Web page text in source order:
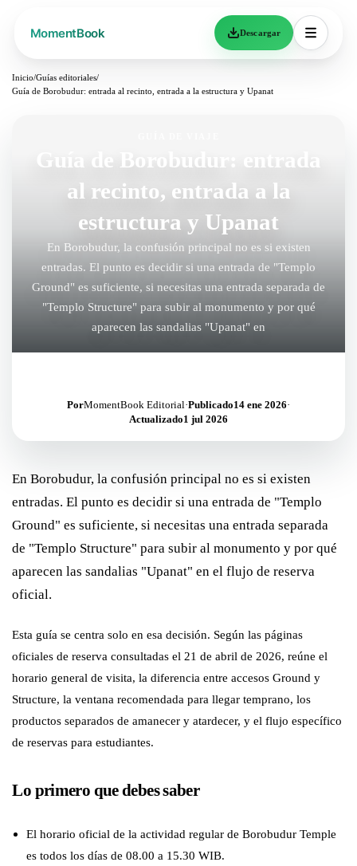
Descargar
Inicio/Guías editoriales/
Guía de Borobudur: entrada al recinto, entrada a la estructura y Upanat
Guía de Borobudur: entrada
al recinto, entrada a la
estructura y Upanat
En Borobudur, la confusión principal no es si existen
entradas. El punto es decidir si una entrada de "Templo
Ground" es suficiente, si necesitas una entrada separada de
"Templo Structure" para subir al monumento y por qué
aparecen las sandalias "Upanat" en
PorMomentBook Editorial·Publicado14 ene 2026·
Actualizado1 jul 2026
En Borobudur, la confusión principal no es si existen
entradas. El punto es decidir si una entrada de "Templo
Ground" es suficiente, si necesitas una entrada separada
de "Templo Structure" para subir al monumento y por qué
aparecen las sandalias "Upanat" en el flujo de reserva
oficial.
Esta guía se centra solo en esa decisión. Según las páginas
oficiales de reserva consultadas el 21 de abril de 2026, reúne el
horario general de visita, la diferencia entre accesos Ground y
Structure, la ventana recomendada para llegar temprano, los
productos separados de amanecer y atardecer, y el flujo específico
de reservas para estudiantes.
Lo primero que debes saber
El horario oficial de la actividad regular de Borobudur Temple
es todos los días de 08.00 a 15.30 WIB.